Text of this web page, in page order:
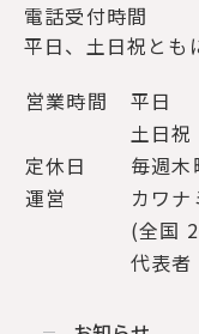
電話受付時間
平日、土日祝と
営業時間
平日
土日祝
定休日
毎週木
運営
カワ
(全国
代表者